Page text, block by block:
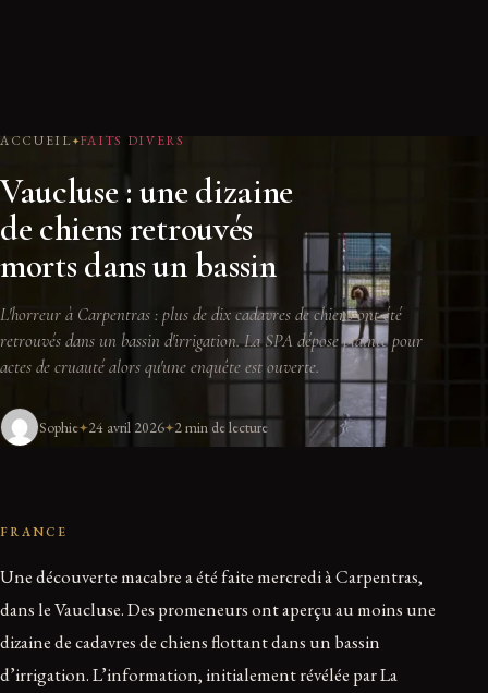
ACCUEIL FAITS DIVERS
Vaucluse : une dizaine
de chiens retrouvés
morts dans un bassin
L'horreur à Carpentras : plus de dix cadavres de chiens ont été
retrouvés dans un bassin d'irrigation. La SPA dépose plainte pour
actes de cruauté alors qu'une enquête est ouverte.
Sophie 24 avril 2026 2 min de lecture
FRANCE
Une découverte macabre a été faite mercredi à Carpentras,
dans le Vaucluse. Des promeneurs ont aperçu au moins une
dizaine de cadavres de chiens flottant dans un bassin
d’irrigation. L’information, initialement révélée par La